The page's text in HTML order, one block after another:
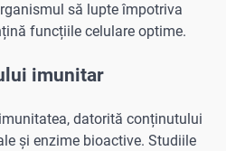
să lupte împotriva
funcțiile celulare optime.
imunitar
datorită conținutului
și enzime bioactive. Studiile